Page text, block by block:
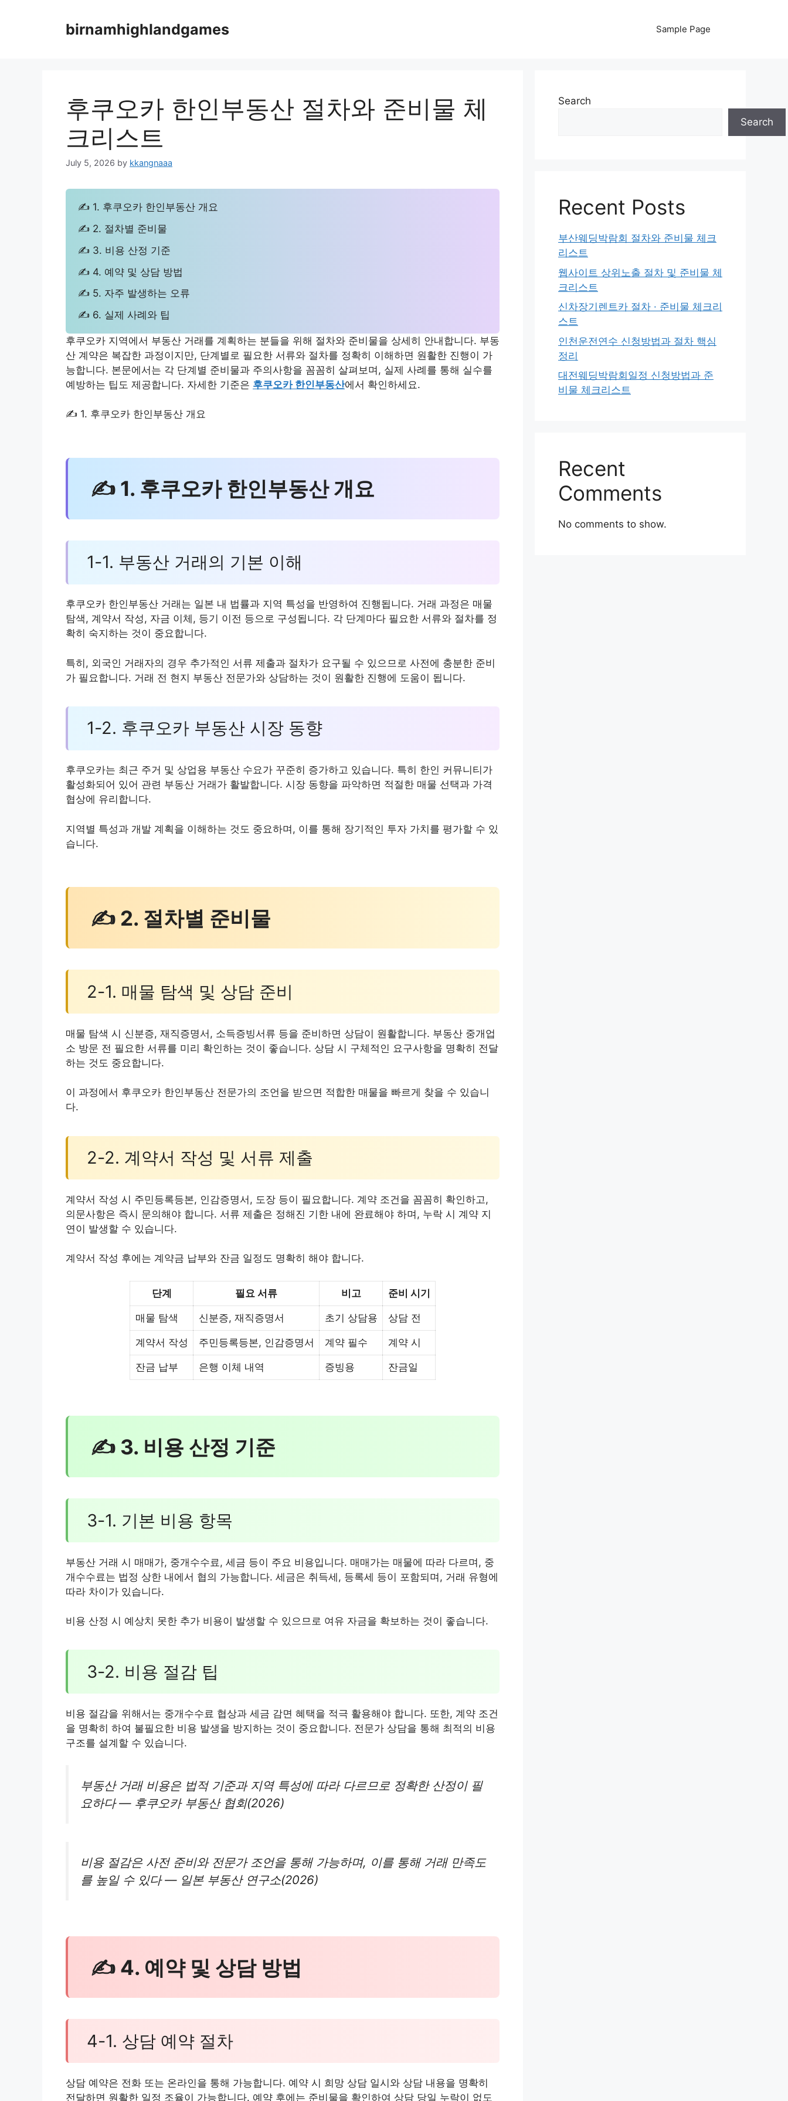
birnamhighlandgames Sample Page
후쿠오카 한인부동산 절차와 준비물 체
크리스트
July 5, 2026 by kkangnaaa
✍ 1. 후쿠오카 한인부동산 개요
✍ 2. 절차별 준비물
✍ 3. 비용 산정 기준
✍ 4. 예약 및 상담 방법
✍ 5. 자주 발생하는 오류
✍ 6. 실제 사례와 팁
후쿠오카 지역에서 부동산 거래를 계획하는 분들을 위해 절차와 준비물을 상세히 안내합니다. 부동
산 계약은 복잡한 과정이지만, 단계별로 필요한 서류와 절차를 정확히 이해하면 원활한 진행이 가
능합니다. 본문에서는 각 단계별 준비물과 주의사항을 꼼꼼히 살펴보며, 실제 사례를 통해 실수를
예방하는 팁도 제공합니다. 자세한 기준은 후쿠오카 한인부동산에서 확인하세요.
✍ 1. 후쿠오카 한인부동산 개요
✍ 1. 후쿠오카 한인부동산 개요
1-1. 부동산 거래의 기본 이해
후쿠오카 한인부동산 거래는 일본 내 법률과 지역 특성을 반영하여 진행됩니다. 거래 과정은 매물
탐색, 계약서 작성, 자금 이체, 등기 이전 등으로 구성됩니다. 각 단계마다 필요한 서류와 절차를 정
확히 숙지하는 것이 중요합니다.
특히, 외국인 거래자의 경우 추가적인 서류 제출과 절차가 요구될 수 있으므로 사전에 충분한 준비
가 필요합니다. 거래 전 현지 부동산 전문가와 상담하는 것이 원활한 진행에 도움이 됩니다.
1-2. 후쿠오카 부동산 시장 동향
후쿠오카는 최근 주거 및 상업용 부동산 수요가 꾸준히 증가하고 있습니다. 특히 한인 커뮤니티가
활성화되어 있어 관련 부동산 거래가 활발합니다. 시장 동향을 파악하면 적절한 매물 선택과 가격
협상에 유리합니다.
지역별 특성과 개발 계획을 이해하는 것도 중요하며, 이를 통해 장기적인 투자 가치를 평가할 수 있
습니다.
✍ 2. 절차별 준비물
2-1. 매물 탐색 및 상담 준비
매물 탐색 시 신분증, 재직증명서, 소득증빙서류 등을 준비하면 상담이 원활합니다. 부동산 중개업
소 방문 전 필요한 서류를 미리 확인하는 것이 좋습니다. 상담 시 구체적인 요구사항을 명확히 전달
하는 것도 중요합니다.
이 과정에서 후쿠오카 한인부동산 전문가의 조언을 받으면 적합한 매물을 빠르게 찾을 수 있습니
다.
2-2. 계약서 작성 및 서류 제출
계약서 작성 시 주민등록등본, 인감증명서, 도장 등이 필요합니다. 계약 조건을 꼼꼼히 확인하고,
의문사항은 즉시 문의해야 합니다. 서류 제출은 정해진 기한 내에 완료해야 하며, 누락 시 계약 지
연이 발생할 수 있습니다.
계약서 작성 후에는 계약금 납부와 잔금 일정도 명확히 해야 합니다.
단계 필요 서류 비고 준비 시기
매물 탐색 신분증, 재직증명서 초기 상담용 상담 전
계약서 작성 주민등록등본, 인감증명서 계약 필수 계약 시
잔금 납부 은행 이체 내역 증빙용 잔금일
✍ 3. 비용 산정 기준
3-1. 기본 비용 항목
부동산 거래 시 매매가, 중개수수료, 세금 등이 주요 비용입니다. 매매가는 매물에 따라 다르며, 중
개수수료는 법정 상한 내에서 협의 가능합니다. 세금은 취득세, 등록세 등이 포함되며, 거래 유형에
따라 차이가 있습니다.
비용 산정 시 예상치 못한 추가 비용이 발생할 수 있으므로 여유 자금을 확보하는 것이 좋습니다.
3-2. 비용 절감 팁
비용 절감을 위해서는 중개수수료 협상과 세금 감면 혜택을 적극 활용해야 합니다. 또한, 계약 조건
을 명확히 하여 불필요한 비용 발생을 방지하는 것이 중요합니다. 전문가 상담을 통해 최적의 비용
구조를 설계할 수 있습니다.
부동산 거래 비용은 법적 기준과 지역 특성에 따라 다르므로 정확한 산정이 필
요하다 — 후쿠오카 부동산 협회(2026)
비용 절감은 사전 준비와 전문가 조언을 통해 가능하며, 이를 통해 거래 만족도
를 높일 수 있다 — 일본 부동산 연구소(2026)
✍ 4. 예약 및 상담 방법
4-1. 상담 예약 절차
상담 예약은 전화 또는 온라인을 통해 가능합니다. 예약 시 희망 상담 일시와 상담 내용을 명확히
전달하면 원활한 일정 조율이 가능합니다. 예약 후에는 준비물을 확인하여 상담 당일 누락이 없도
Search
Search
Recent Posts
부산웨딩박람회 절차와 준비물 체크
리스트
웹사이트 상위노출 절차 및 준비물 체
크리스트
신차장기렌트카 절차 · 준비물 체크리
스트
인천운전연수 신청방법과 절차 핵심
정리
대전웨딩박람회일정 신청방법과 준
비물 체크리스트
Recent
Comments
No comments to show.